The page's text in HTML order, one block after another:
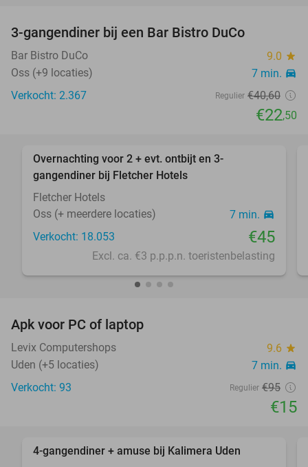
3-gangendiner bij een Bar Bistro DuCo
Bar Bistro DuCo 9.0 star
Oss (+9 locaties) 7 min. directions_car
Verkocht: 2.367 Regulier €40,60
€22,50
favorite_border
Overnachting voor 2 + evt. ontbijt en 3-
gangendiner bij Fletcher Hotels
Fletcher Hotels
Oss (+ meerdere locaties)
7 min. directions_car
Verkocht: 18.053 €45
Excl. ca. €3 p.p.p.n. toeristenbelasting
Apk voor PC of laptop
Levix Computershops 9.6 star
Uden (+5 locaties) 7 min. directions_car
Verkocht: 93 Regulier €95
€15
favorite_border
4-gangendiner + amuse bij Kalimera Uden